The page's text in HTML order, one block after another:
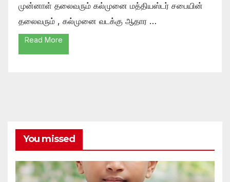
முன்னாள் தலைவரும் கல்முனை மத்தியஸ்டர் சபையின்
தலைவரும் , கல்முனை வடக்கு ஆதார …
Read More
You missed